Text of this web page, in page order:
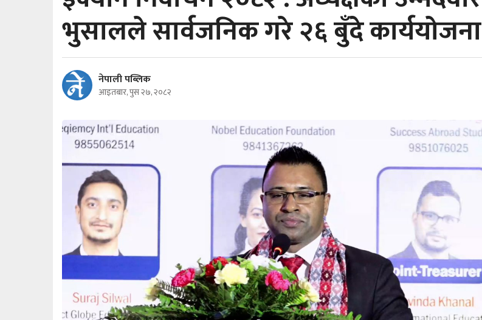
भुसालले सार्वजनिक गरे २६ बुँदे कार्ययोजना
नेपाली पब्लिक
आइतबार, पुस २७, २०८२